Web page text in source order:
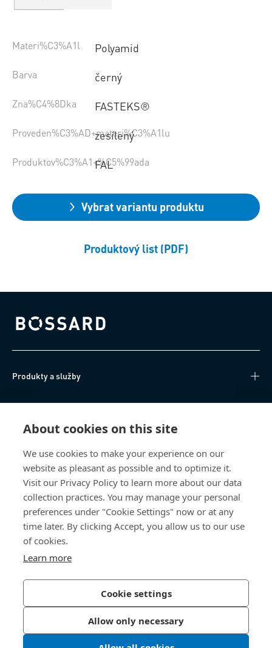
About cookies on this site
We use cookies to make your experience on our
website as pleasant as possible and to optimize it.
Visit our Privacy Policy to learn more about our data
collection practices. You may manage your personal
preferences under "Cookie Settings" now or at any
time later. By clicking Accept, you allow us to our use
of cookies.
Learn more
Cookie settings
Allow only necessary
Materi%C3%A1l Polyamid
Barva černý
Zna%C4%8Dka FASTEKS®
Proveden%C3%AD+materi%C3%A1lu
zesílený
Produktov%C3%A1+%C5%99ada
FAL
Vybrat variantu produktu
Produktový list (PDF)
Bossard homepage
Produkty a služby
Technické informace
O nás
Bossard Česká republika
Tuřanka 1519/115a
627 00 Brno
Zásady ochrany osobních údajů